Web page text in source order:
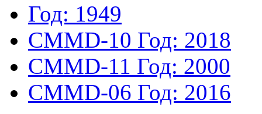
Год: 1949
CMMD-10 Год: 2018
CMMD-11 Год: 2000
CMMD-06 Год: 2016